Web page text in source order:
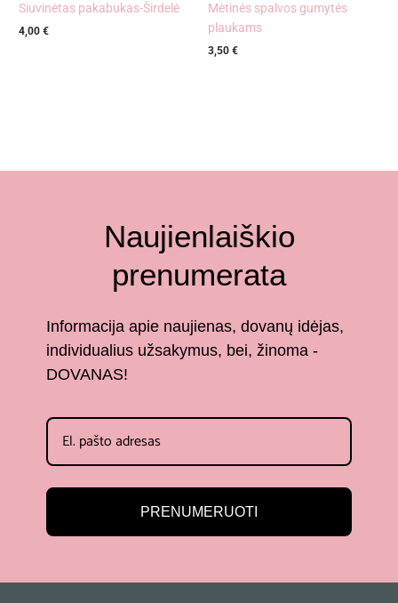
Siuvinėtas pakabukas-Širdelė
4,00€
Mėtinės spalvos gumytės
plaukams
3,50 €
Naujienlaiškio
prenumerata
Informacija apie naujienas, dovanų idėjas,
individualius užsakymus, bei, žinoma -
DOVANAS!
PRENUMERUOTI